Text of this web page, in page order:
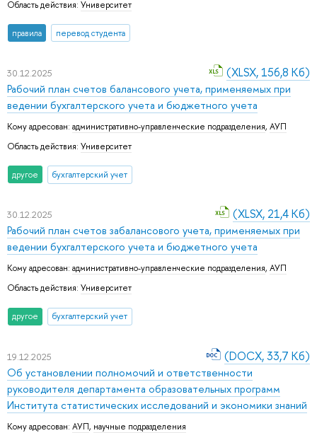
Область действия: Университет
правила перевод студента
30.12.2025
Рабочий план счетов балансового учета, применяемых при
ведении бухгалтерского учета и бюджетного учета
Кому адресован: административно-управленческие подразделения, АУП
Область действия: Университет
другое бухгалтерский учет
(XLSX, 156,8 Кб)
30.12.2025
Рабочий план счетов забалансового учета, применяемых при
ведении бухгалтерского учета и бюджетного учета
Кому адресован: административно-управленческие подразделения, АУП
Область действия: Университет
другое бухгалтерский учет
(XLSX, 21,4 Кб)
19.12.2025
Об установлении полномочий и ответственности
руководителя департамента образовательных программ
Института статистических исследований и экономики знаний
Кому адресован: АУП, научные подразделения
(DOCX, 33,7 Кб)